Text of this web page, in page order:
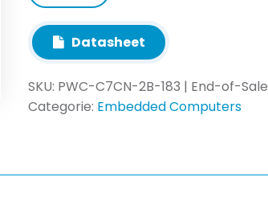
Datasheet
SKU: PWC-C7CN-2B-183 | End-of-Sale
Categorie: Embedded Computers